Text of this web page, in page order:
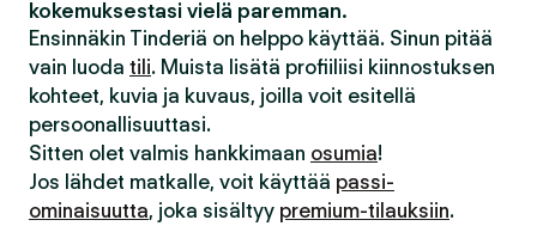
kokemuksestasi vielä paremman.
Ensinnäkin Tinderiä on helppo käyttää. Sinun pitää
vain luoda tili. Muista lisätä profiiliisi kiinnostuksen
kohteet, kuvia ja kuvaus, joilla voit esitellä
persoonallisuuttasi.
Sitten olet valmis hankkimaan osumia!
Jos lähdet matkalle, voit käyttää passi-
ominaisuutta, joka sisältyy premium-tilauksiin.